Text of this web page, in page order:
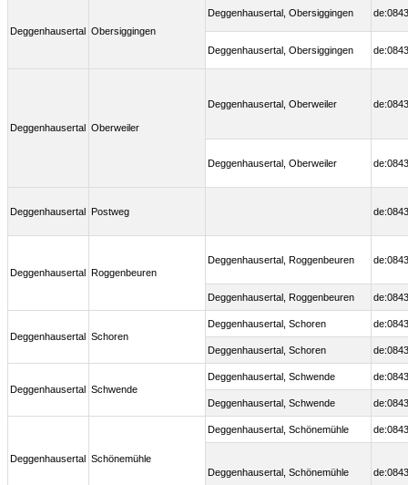
Deggenhausertal Obersiggingen
Deggenhausertal, Obersiggingen
Deggenhausertal, Obersiggingen
Deggenhausertal Oberweiler
Deggenhausertal, Oberweiler
Deggenhausertal, Oberweiler
Deggenhausertal Postweg
Deggenhausertal Roggenbeuren
Deggenhausertal, Roggenbeuren
Deggenhausertal, Roggenbeuren
Deggenhausertal Schoren
Deggenhausertal, Schoren
Deggenhausertal, Schoren
Deggenhausertal Schwende
Deggenhausertal, Schwende
Deggenhausertal, Schwende
Deggenhausertal Schönemühle
Deggenhausertal, Schönemühle
Deggenhausertal, Schönemühle